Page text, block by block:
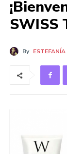
SWISS
By